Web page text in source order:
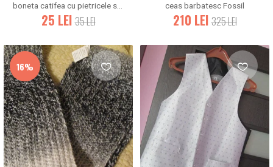
boneta catifea cu pietricele si broderii
25 LEI 35LEI
ceas barbatesc Fossil
210 LEI 325LEI
16%